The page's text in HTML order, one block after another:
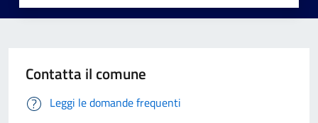
Contatta il comune
Leggi le domande frequenti